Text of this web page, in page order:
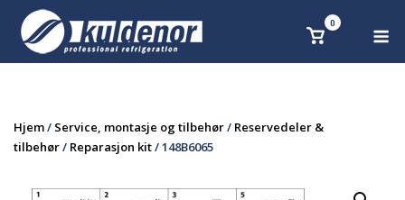
content
Se 0
Hjem/ Service, montasje og tilbehør/ Reservedeler &
tilbehør/ Reparasjon kit/ 148B6065